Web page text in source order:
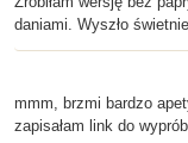
daniami. Wyszło
mmm, brzmi bardzo
zapisałam link do